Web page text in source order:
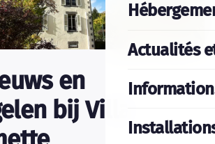
Actualités
en
bij Villa